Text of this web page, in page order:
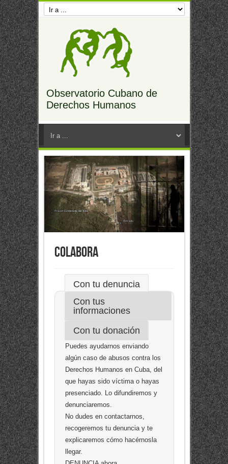
Observatorio Cubano de
Derechos Humanos
Colabora
Con tu denuncia
Con tus
informaciones
Con tu donación
Puedes ayudarnos enviando
algún caso de abusos contra los
Derechos Humanos en Cuba, del
que hayas sido víctima o hayas
presenciado. Lo difundiremos y
denunciaremos.
No dudes en contactarnos,
recogeremos tu denuncia y te
explicaremos cómo hacérnosla
llegar.